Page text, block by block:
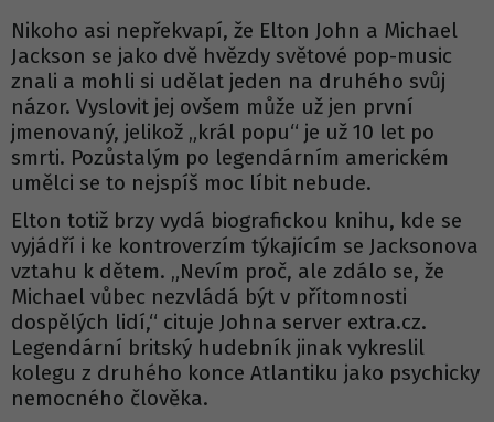
Nikoho asi nepřekvapí, že Elton John a Michael
Jackson se jako dvě hvězdy světové pop-music
znali a mohli si udělat jeden na druhého svůj
názor. Vyslovit jej ovšem může už jen první
jmenovaný, jelikož „král popu“ je už 10 let po
smrti. Pozůstalým po legendárním americkém
umělci se to nejspíš moc líbit nebude.
Elton totiž brzy vydá biografickou knihu, kde se
vyjádří i ke kontroverzím týkajícím se Jacksonova
vztahu k dětem. „Nevím proč, ale zdálo se, že
Michael vůbec nezvládá být v přítomnosti
dospělých lidí,“ cituje Johna server extra.cz.
Legendární britský hudebník jinak vykreslil
kolegu z druhého konce Atlantiku jako psychicky
nemocného člověka.